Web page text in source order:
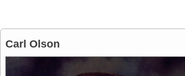
Carl Olson